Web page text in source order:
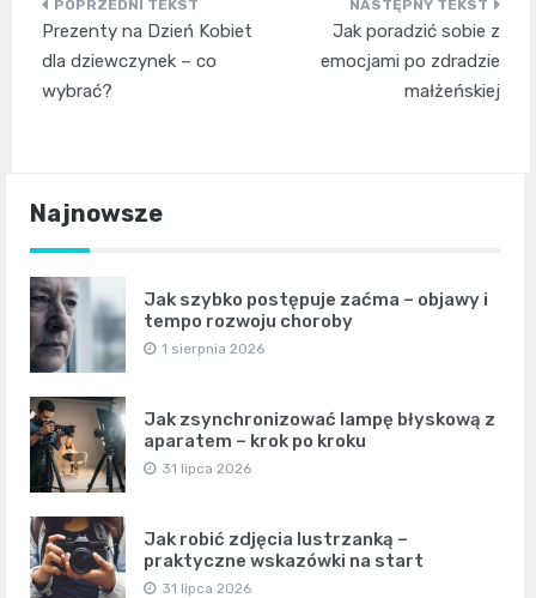
Nawigacja
wpisu
Prezenty na Dzień Kobiet
dla dziewczynek – co
wybrać?
Jak poradzić sobie z
emocjami po zdradzie
małżeńskiej
Najnowsze
Jak szybko postępuje zaćma – objawy i
tempo rozwoju choroby
1 sierpnia 2026
Jak zsynchronizować lampę błyskową z
aparatem – krok po kroku
31 lipca 2026
Jak robić zdjęcia lustrzanką –
praktyczne wskazówki na start
31 lipca 2026